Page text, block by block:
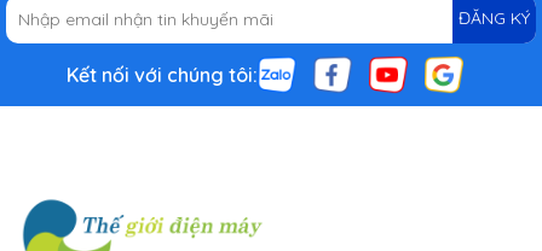
ĐĂNG KÝ
Kết nối với chúng tôi: